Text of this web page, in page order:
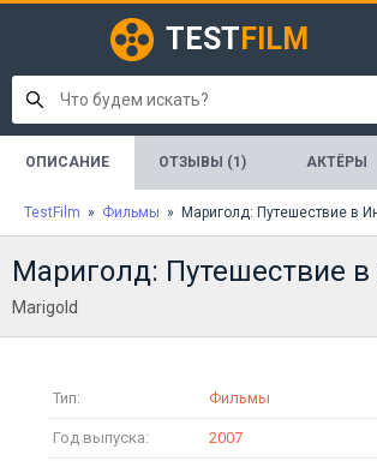
TEST FILM
ОПИСАНИЕ ОТЗЫВЫ (1) АКТЁРЫ
TestFilm » Фильмы » Мариголд: Путешествие в
Мариголд: Путешествие
Marigold
Тип: Фильмы
Год выпуска: 2007